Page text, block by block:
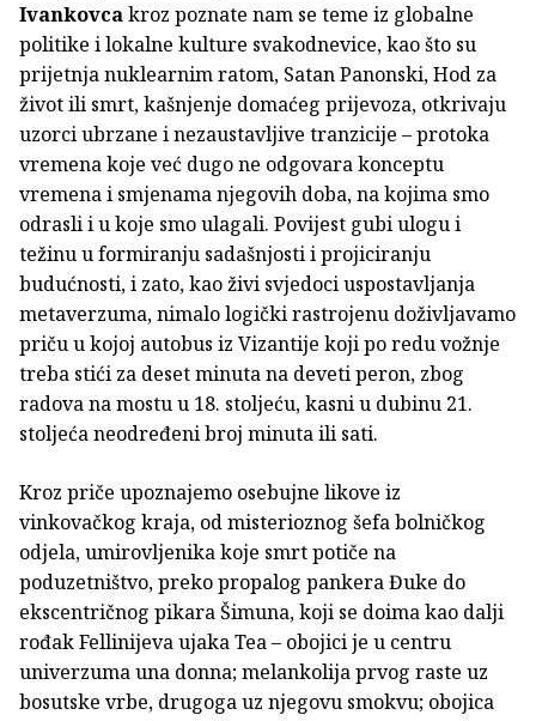
Ivankovcakroz poznate nam se teme iz globalne
politike i lokalne kulture svakodnevice, kao što su
prijetnja nuklearnim ratom, Satan Panonski, Hod za
život ili smrt, kašnjenje domaćeg prijevoza, otkrivaju
uzorci ubrzane i nezaustavljive tranzicije – protoka
vremena koje već dugo ne odgovara konceptu
vremena i smjenama njegovih doba, na kojima smo
odrasli i u koje smo ulagali. Povijest gubi ulogu i
težinu u formiranju sadašnjosti i projiciranju
budućnosti, i zato, kao živi svjedoci uspostavljanja
metaverzuma, nimalo logički rastrojenu doživljavamo
priču u kojoj autobus iz Vizantije koji po redu vožnje
treba stići za deset minuta na deveti peron, zbog
radova na mostu u 18. stoljeću, kasni u dubinu 21.
stoljeća neodređeni broj minuta ili sati.
Kroz priče upoznajemo osebujne likove iz
vinkovačkog kraja, od misterioznog šefa bolničkog
odjela, umirovljenika koje smrt potiče na
poduzetništvo, preko propalog pankera Đuke do
ekscentričnog pikara Šimuna, koji se doima kao dalji
rođak Fellinijeva ujaka Tea – obojici je u centru
univerzuma una donna; melankolija prvog raste uz
bosutske vrbe, drugoga uz njegovu smokvu; obojica